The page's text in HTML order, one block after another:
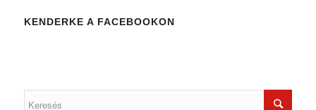
KENDERKE A FACEBOOKON